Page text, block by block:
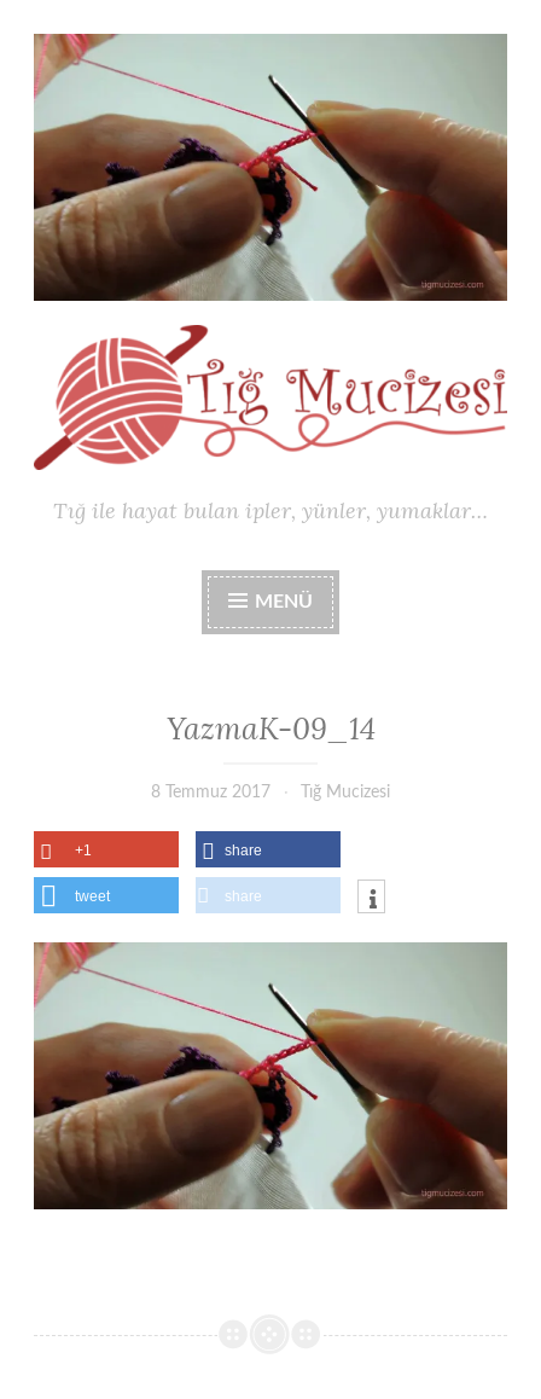
İçeriğe
geç
Tığ ile hayat bulan ipler, yünler, yumaklar…
MENÜ
YazmaK-09_14
8 Temmuz 2017 Tığ Mucizesi
+1 share
tweet share